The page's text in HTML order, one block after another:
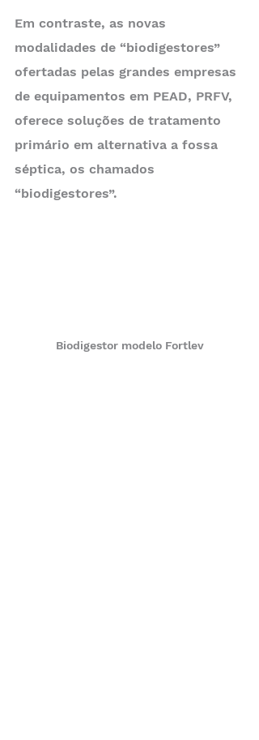
Em contraste, as novas
modalidades de “biodigestores”
ofertadas pelas grandes empresas
de equipamentos em PEAD, PRFV,
oferece soluções de tratamento
primário em alternativa a fossa
séptica, os chamados
“biodigestores”.
Biodigestor modelo Fortlev